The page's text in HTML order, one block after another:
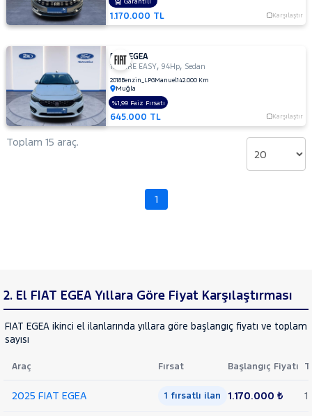
SSANGYONG
SUBARU
TOGG
TOYOTA
TRAKTÖR
VOLKSWAGEN
1.170.000 TL Karşılaştır
FIAT EGEA
1.4 FIRE EASY,94Hp, Sedan
2018Benzin_LPGManuel142.000 Km
Muğla
645.000 TL Karşılaştır
%1,99 Faiz Fırsatı
Toplam 15 araç.
1
2. El FIAT EGEA Yıllara Göre Fiyat Karşılaştırması
FIAT EGEA ikinci el ilanlarında yıllara göre başlangıç fiyatı ve toplam
sayısı
Araç Fırsat Başlangıç Fiyatı
2025 FIAT EGEA 1 fırsatlı ilan 1.170.000 ₺ 1